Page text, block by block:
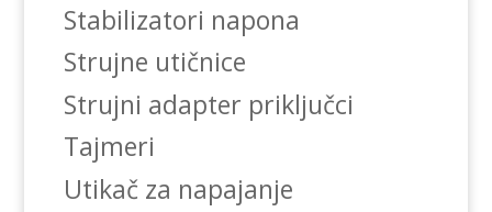
Stabilizatori napona
Strujne utičnice
Strujni adapter priključci
Tajmeri
Utikač za napajanje